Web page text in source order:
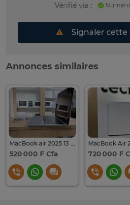
Vérifié via :
Signaler cette
Annonces similaires
MacBook air 2025 13 pouces - M4 | 16GB RAM | 256
520 000 F Cfa 720 000 F